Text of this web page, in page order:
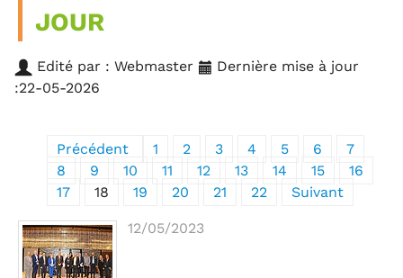
JOUR
Edité par : Webmaster
Dernière mise à jour
:22-05-2026
Précédent 1 2 3 4 5 6
7
8
9 10 11 12 13 14 15
16
17
18 19 20 21 22 Suivant
12/05/2023